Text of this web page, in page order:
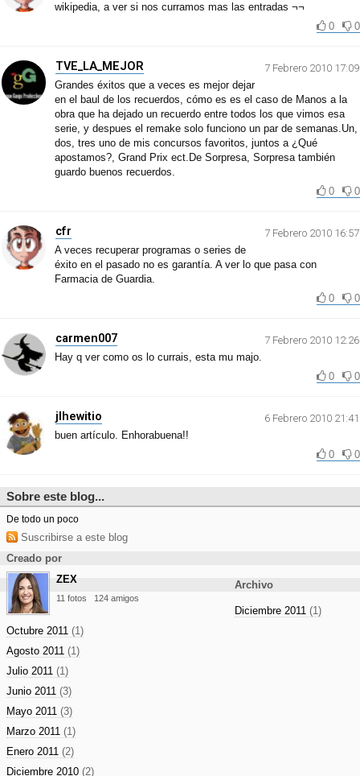
wikipedia, a ver si nos curramos mas las entradas ¬¬
0
0
TVE_LA_MEJOR
7 Febrero 2010 17:09
Grandes éxitos que a veces es mejor dejar
en el baul de los recuerdos, cómo es es el caso de Manos a la
obra que ha dejado un recuerdo entre todos los que vimos esa
serie, y despues el remake solo funciono un par de semanas.Un,
dos, tres uno de mis concursos favoritos, juntos a ¿Qué
apostamos?, Grand Prix ect.De Sorpresa, Sorpresa también
guardo buenos recuerdos.
0
0
cfr
7 Febrero 2010 16:57
A veces recuperar programas o series de
éxito en el pasado no es garantía. A ver lo que pasa con
Farmacia de Guardia.
0
0
carmen007
7 Febrero 2010 12:26
Hay q ver como os lo currais, esta mu majo.
0
0
jlhewitio
6 Febrero 2010 21:41
buen artículo. Enhorabuena!!
0
0
Sobre este blog...
De todo un poco
Suscribirse a este blog
Creado por
ZEX
11 fotos 124 amigos
Archivo
Diciembre 2011 (1)
Octubre 2011 (1)
Agosto 2011 (1)
Julio 2011 (1)
Junio 2011 (3)
Mayo 2011 (3)
Marzo 2011 (1)
Enero 2011 (2)
Diciembre 2010 (2)